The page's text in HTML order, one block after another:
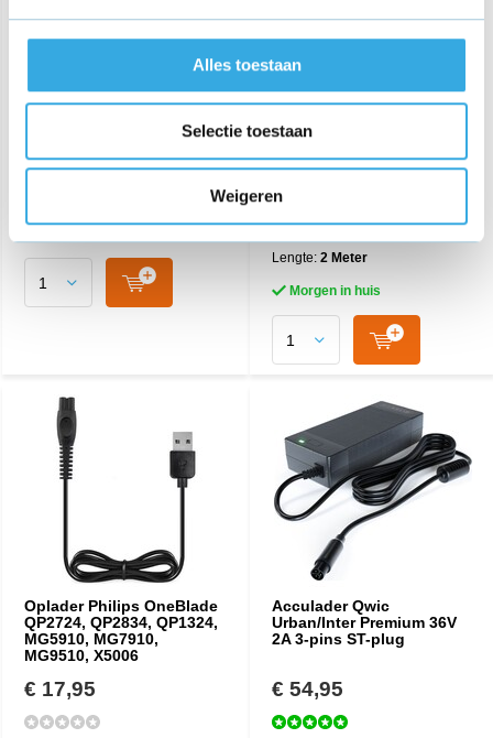
Alles toestaan
Selectie toestaan
Weigeren
GO SOLID!
voedingsadapter geschikt
voor JBL Xtreme & JBL
€ 30,95
Originele iPhone & iPad
kabel 2m
€ 17,95
Lengte: 2 Meter
Morgen in huis
Oplader Philips OneBlade
QP2724, QP2834, QP1324,
MG5910, MG7910,
MG9510, X5006
€ 17,95
Acculader Qwic
Urban/Inter Premium 36V
2A 3-pins ST-plug
€ 54,95